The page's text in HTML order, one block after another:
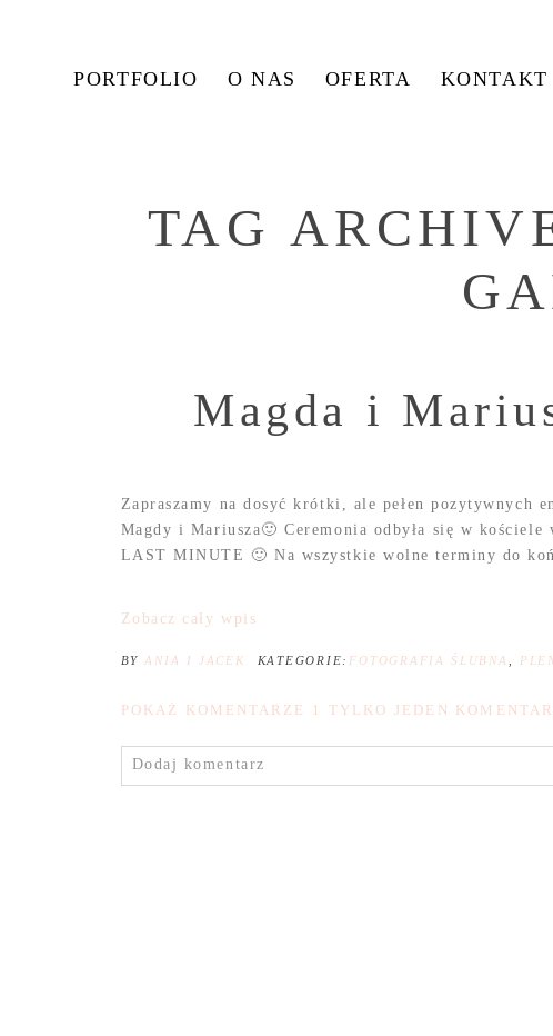
PORTFOLIO O NAS OFERTA KONTAKT
TAG
Magda i
Zapraszamy na dosyć krótki, ale pełen pozytywnych
Magdy i Mariusza🙂 Ceremonia odbyła się w
LAST MINUTE 🙂 Na wszystkie wolne terminy do
Zobacz cały wpis
BYANIA I JACEK KATEGORIE: FOTOGRAFIA ŚLUBNA ,
POKAŻ KOMENTARZE 1 TYLKO JEDEN
Dodaj komentarz